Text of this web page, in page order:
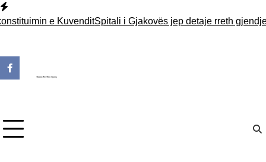
Skip
to
e KuvenditSpitali i Gjakovës jep detaje rreth gjendjes